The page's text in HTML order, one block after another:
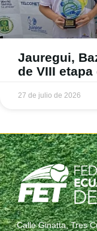
Jauregui,
de VIII
27 de julio de 2026
Calle Ginatta, Tres